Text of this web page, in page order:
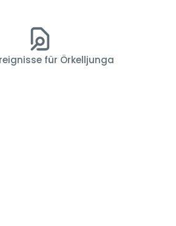
für Örkelljunga